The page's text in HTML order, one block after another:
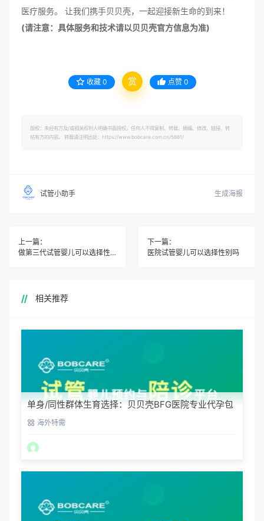
医疗服务。 让我们携手贝贝壳，一起迎接新生命的到来！
(请注意：具体服务和技术请以贝贝壳官方信息为准)
收藏 0 赏 点赞 0
版权：未经有方及/或相关权利人明确书面授权，任何人不得复制、转载、摘编、修改、链接、转
帖有方的内容。 转载请注明出处：https://www.bobcare.com.cn/5661/
试管小助手 生成海报
上一篇：
做第三代试管婴儿可以选择性别吗
下一篇：
医院试管婴儿可以选择性别吗
相关推荐
单身/同性群体生育选择：贝贝壳BFG医院专业代孕包
容方案
海外特需